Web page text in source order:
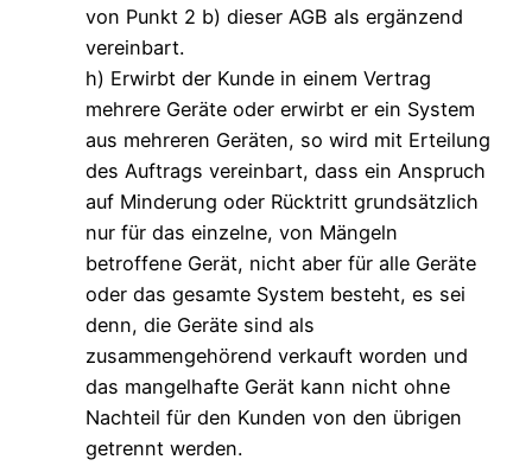
von Punkt 2 b) dieser AGB als ergänzend
vereinbart.
h) Erwirbt der Kunde in einem Vertrag
mehrere Geräte oder erwirbt er ein System
aus mehreren Geräten, so wird mit Erteilung
des Auftrags vereinbart, dass ein Anspruch
auf Minderung oder Rücktritt grundsätzlich
nur für das einzelne, von Mängeln
betroffene Gerät, nicht aber für alle Geräte
oder das gesamte System besteht, es sei
denn, die Geräte sind als
zusammengehörend verkauft worden und
das mangelhafte Gerät kann nicht ohne
Nachteil für den Kunden von den übrigen
getrennt werden.